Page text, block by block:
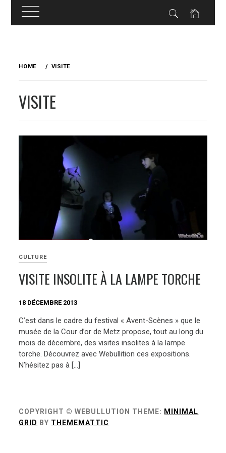
HOME VISITE
VISITE
CULTURE
VISITE INSOLITE À LA LAMPE TORCHE
18 DÉCEMBRE 2013
C’est dans le cadre du festival « Avent-Scènes » que le
musée de la Cour d’or de Metz propose, tout au long du
mois de décembre, des visites insolites à la lampe
torche. Découvrez avec Webullition ces expositions.
N’hésitez pas à […]
COPYRIGHT © WEBULLUTION THEME: MINIMAL
GRID BY THEMEMATTIC